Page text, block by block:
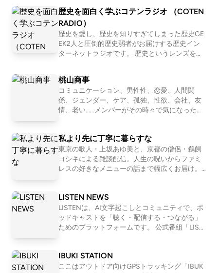
歴史を面白く学ぶコテンラジオ （COTEN
RADIO）
歴史を愛し、歴史を知りすぎてしまった歴史GE
EK2人と圧倒的歴史弱者がお届けする歴史イン
ターネットラジオです。 歴史というレンズを通
く！？ 笑いあり、涙ありの新感覚・歴史キュレ
ーションプログラム！ ☆Apple &amp; Spotify Po
dcast 部門別ランキング１位獲得！ ☆ジャパン
ポッドキャストアワード2019 大賞&amp;Spotify
DIO is an entertainment radio talk program for hi
story , published by the crazy history geeks grou
p "COTEN" in Japan. ☆Apple &amp; Spotify Podc
ast in Japan category ranking No.1 ! ☆Japan Pod
桃山商事
コミュニケーション、男性性、恋愛、人間関
係、ジェンダー、ケア、孤独、性欲、会社、友
情、老い……メンバーがその時々で気になったテ
軍ラジオ」(ApplePodcast)、2017〜2024年「恋
愛よももやまばなし」(ニコ生→Podcast)を配信
していました。清田隆之(文筆業)、森田(会社
員)、ワッコ(会社員)、さとう(会社員)の４人で
私より先に丁寧に暮らすな
東京の歌人・上坂あゆ美と、京都の僧侶・鵜飼
ヨシキによる雑談配信。人生の呪いからファミ
レスの好きなメニューの話まで幅広くお届け。
s://open.spotify.com/episode/751EzuNXjpgP2i5
3P7OtX7?si=XxN2eddURsas_JWE6KFu-A #163
恋愛ってマーージでクソだと思っている人の話
https://open.spotify.com/episode/1WgeglhRT5
組公式SNS https://x.com/yori_suna （インス
タもある） 🚗🚥番組公式コミュニティ http
LISTEN NEWS
LISTENは、AI文字起こしとコミュニティで、ポ
ッドキャストを「聴く・配信する・つながる」
ためのプラットフォームです。 公式番組「LIST
→ https://listen.style/
IBUKI STATION
ここはアウトドア向けGPSトラッキング「IBUK